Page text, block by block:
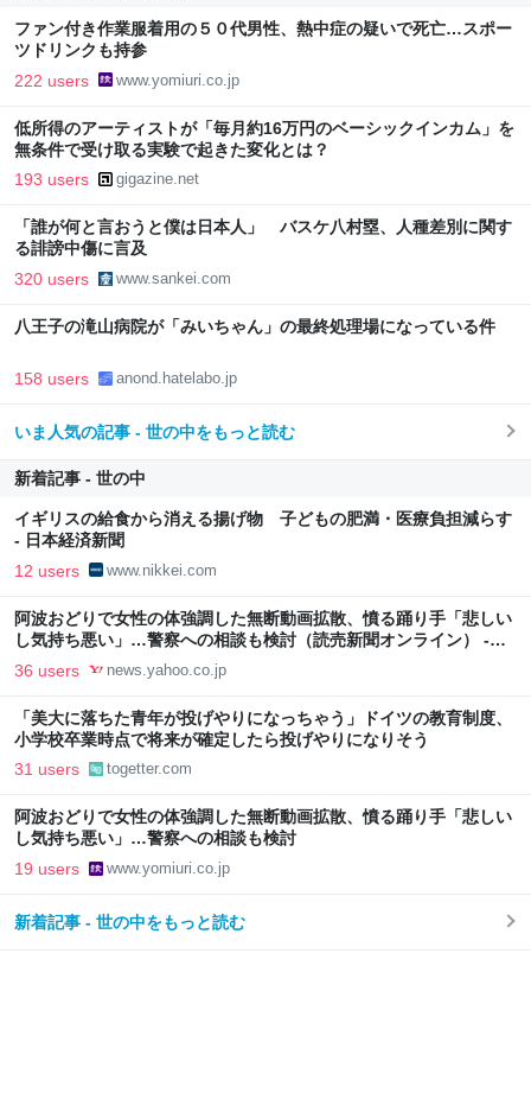
ファン付き作業服着用の５０代男性、熱中症の疑いで死亡…スポー
ツドリンクも持参
222 users www.yomiuri.co.jp
低所得のアーティストが「毎月約16万円のベーシックインカム」を
無条件で受け取る実験で起きた変化とは？
193 users gigazine.net
「誰が何と言おうと僕は日本人」 バスケ八村塁、人種差別に関す
る誹謗中傷に言及
320 users www.sankei.com
八王子の滝山病院が「みいちゃん」の最終処理場になっている件
158 users anond.hatelabo.jp
いま人気の記事 - 世の中をもっと読む
新着記事 - 世の中
イギリスの給食から消える揚げ物 子どもの肥満・医療負担減らす
- 日本経済新聞
12 users www.nikkei.com
阿波おどりで女性の体強調した無断動画拡散、憤る踊り手「悲しい
し気持ち悪い」…警察への相談も検討（読売新聞オンライン） -
Yahoo!ニュース
36 users news.yahoo.co.jp
「美大に落ちた青年が投げやりになっちゃう」ドイツの教育制度、
小学校卒業時点で将来が確定したら投げやりになりそう
31 users togetter.com
阿波おどりで女性の体強調した無断動画拡散、憤る踊り手「悲しい
し気持ち悪い」…警察への相談も検討
19 users www.yomiuri.co.jp
新着記事 - 世の中をもっと読む